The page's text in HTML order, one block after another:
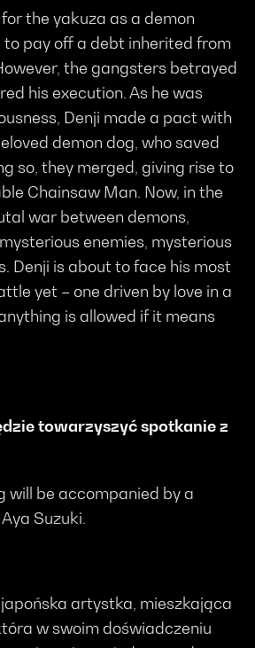
the yakuza as a demon
to pay off a debt inherited from
the gangsters betrayed
his execution. As he was
Denji made a pact with
demon dog, who saved
so, they merged, giving rise to
Chainsaw Man. Now, in the
war between demons,
enemies, mysterious
Denji is about to face his most
yet – one driven by love in a
is allowed if it means
towarzyszyć spotkanie z
will be accompanied by a
Suzuki.
artystka, mieszkająca
w swoim doświadczeniu